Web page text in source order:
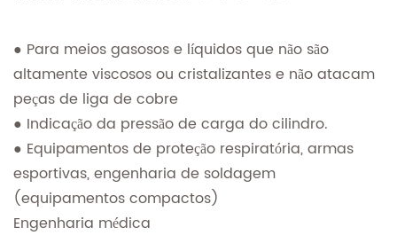
● Para meios gasosos e líquidos que não são
altamente viscosos ou cristalizantes e não atacam
peças de liga de cobre
● Indicação da pressão de carga do cilindro.
● Equipamentos de proteção respiratória, armas
esportivas, engenharia de soldagem
(equipamentos compactos)
Engenharia médica